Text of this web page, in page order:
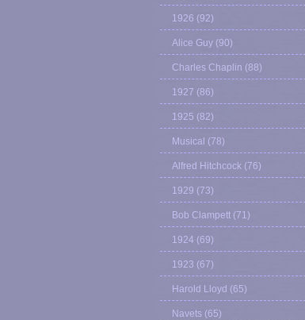
1926 (92)
Alice Guy (90)
Charles Chaplin (88)
1927 (86)
1925 (82)
Musical (78)
Alfred Hitchcock (76)
1929 (73)
Bob Clampett (71)
1924 (69)
1923 (67)
Harold Lloyd (65)
Navets (65)